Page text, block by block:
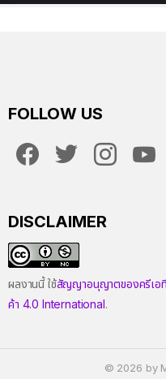
FOLLOW US
DISCLAIMER
ผลงานนี้ ใช้สัญญาอนุญาตของครีเอ
ค้า 4.0 International.
© 2026 by